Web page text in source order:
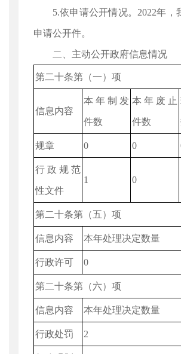
5.依申请公开情况。2022年，
申请公开件。
二、主动公开政府信息情况
第二十条第（一）项
信息内容
本年制发
件数
本年废止
件数
规章 0 0
行政规范
性文件
1 0
第二十条第（五）项
信息内容 本年处理决定数量
行政许可 0
第二十条第（六）项
信息内容 本年处理决定数量
行政处罚 2